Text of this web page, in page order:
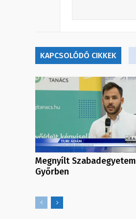
KAPCSOLÓDÓ CIKKEK
Megnyílt Szabadegyetem
Győrben